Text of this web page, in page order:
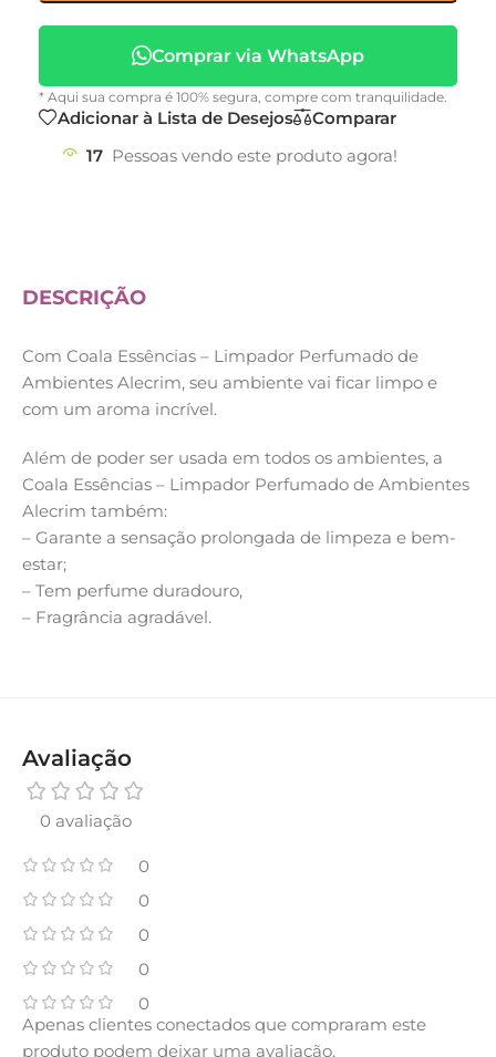
Comprar via WhatsApp
* Aqui sua compra é 100% segura, compre com tranquilidade.
Adicionar à Lista de Desejos
Comparar
17 Pessoas vendo este produto agora!
DESCRIÇÃO
Com Coala Essências – Limpador Perfumado de
Ambientes Alecrim, seu ambiente vai ficar limpo e
com um aroma incrível.
Além de poder ser usada em todos os ambientes, a
Coala Essências – Limpador Perfumado de Ambientes
Alecrim também:
– Garante a sensação prolongada de limpeza e bem-
estar;
– Tem perfume duradouro,
– Fragrância agradável.
Avaliação
0 avaliação
0
0
0
0
0
Apenas clientes conectados que compraram este
produto podem deixar uma avaliação.